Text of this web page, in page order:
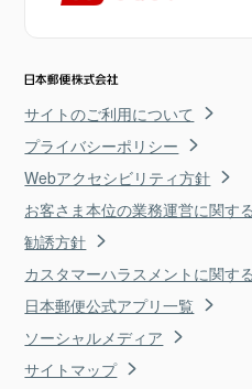
サイトのご利用について
プライバシーポリシー
Webアクセシビリティ方針
お客さま本位の業務運営に関す
勧誘方針
カスタマーハラスメントに関す
日本郵便公式アプリ一覧
ソーシャルメディア
サイトマップ